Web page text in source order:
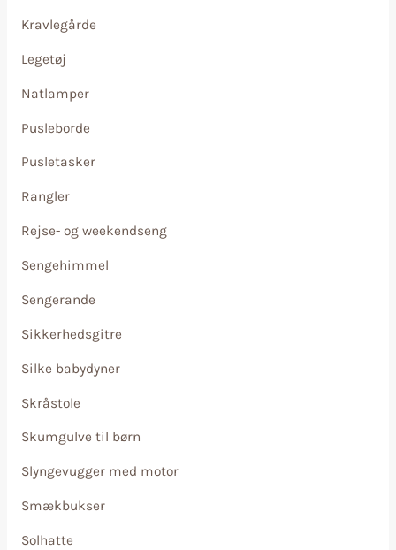
Kravlegårde
Legetøj
Natlamper
Pusleborde
Pusletasker
Rangler
Rejse- og weekendseng
Sengehimmel
Sengerande
Sikkerhedsgitre
Silke babydyner
Skråstole
Skumgulve til børn
Slyngevugger med motor
Smækbukser
Solhatte